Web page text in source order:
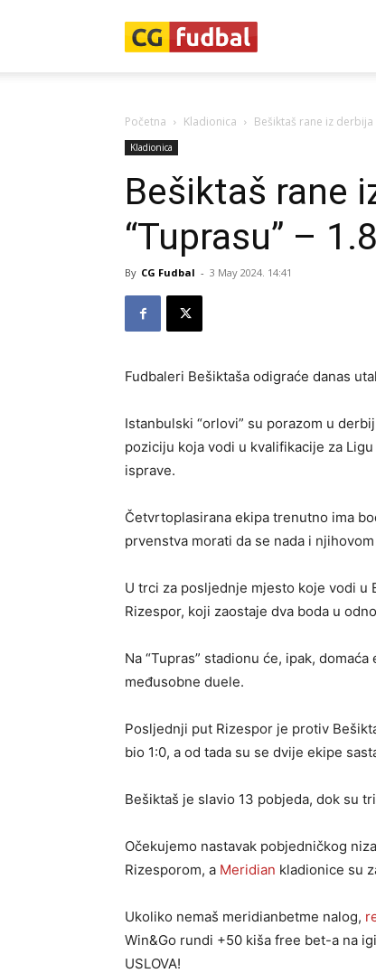
Početna Kladionica Bešiktaš rane iz derbija
Kladionica
Bešiktaš rane
“Tuprasu” –
By CG Fudbal - 3 May 2024. 14:41
Fudbaleri Bešiktaša odigraće danas
Istanbulski “orlovi” su porazom u
poziciju koja vodi u kvalifikacije za
isprave.
Četvrtoplasirana ekipa trenutno ima
prvenstva morati da se nada i
U trci za posljednje mjesto koje vodi u
Rizespor, koji zaostaje dva boda u
Na “Tupras” stadionu će, ipak,
međusobne duele.
Posljednji put Rizespor je protiv
bio 1:0, a od tada su se dvije ekipe
Bešiktaš je slavio 13 pobjeda, dok su
Očekujemo nastavak pobjedničkog
Rizesporom, a Meridian kladionice su
Ukoliko nemaš meridianbetme nalog,
Win&Go rundi +50 kiša free bet-a na
USLOVA!